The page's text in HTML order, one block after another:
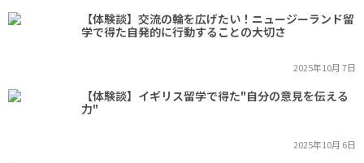
【体験談】交流の輪を広げたい！ニュージーランド留
学で得た自発的に行動することの大切さ
2025年10月 7日
【体験談】イギリス留学で得た"自分の意見を伝える
力"
2025年10月 6日